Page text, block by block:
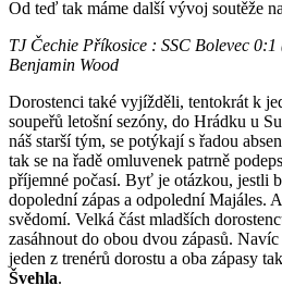
Od teď tak máme další vývoj soutěže
TJ Čechie Příkosice : SSC Bolevec
Benjamin Wood
Dorostenci také vyjížděli, tentokrát k
soupeřů letošní sezóny, do Hrádku u
náš starší tým, se potýkají s řadou
tak se na řadě omluvenek patrně
příjemné počasí. Byť je otázkou, jestli
dopolední zápas a odpolední Majáles.
svědomí. Velká část mladších
zasáhnout do obou dvou zápasů.
jeden z trenérů dorostu a oba zápasy
Švehla.